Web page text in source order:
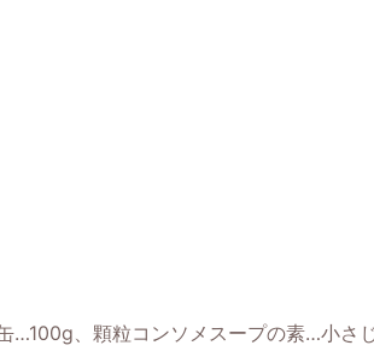
、顆粒コンソメスープの素…小さ